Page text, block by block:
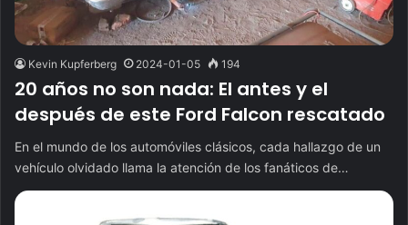
Kevin Kupferberg 2024-01-05 194
20 años no son nada: El antes y el
después de este Ford Falcon rescatado
En el mundo de los automóviles clásicos, cada hallazgo de un
vehículo olvidado llama la atención de los fanáticos de…